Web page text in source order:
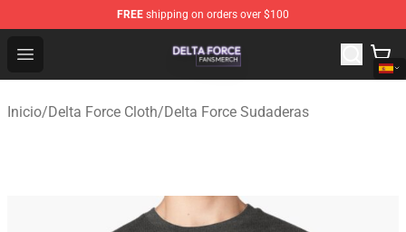
FREE shipping on orders over $100
Open menu
Delta Force Shop - Official Delta Force Merchandise
Inicio/Delta Force Cloth/Delta Force Sudaderas